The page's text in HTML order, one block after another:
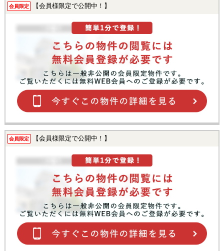
会員限定 【会員様限定で公開中！】
会員限定 【会員様限定で公開中！】